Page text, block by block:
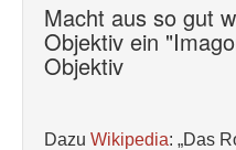
Macht aus so gut
Objektiv ein
Objektiv
Dazu Wikipedia: „Das